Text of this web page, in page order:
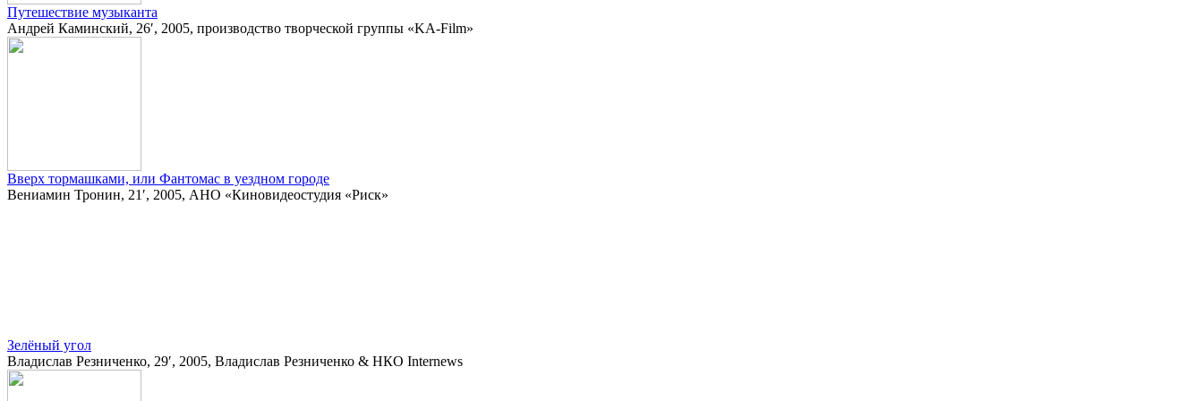
Путешествие музыканта
Андрей Каминский, 26′, 2005, производство творческой группы «KA-Film»
Вверх тормашками, или Фантомас в уездном городе
Вениамин Тронин, 21′, 2005, АНО «Киновидеостудия «Риск»
Зелёный угол
Владислав Резниченко, 29′, 2005, Владислав Резниченко & НКО Internews